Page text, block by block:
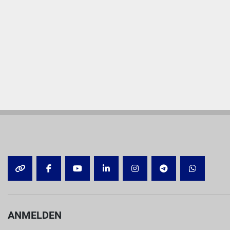
OTHER FACEBOOKYOUTUBELINKEDININSTAGRAMTELEGRAM
ANMELDEN